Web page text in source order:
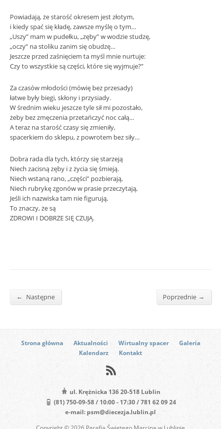
Powiadają, że starość okresem jest złotym,
i kiedy spać się kładę, zawsze myślę o tym…
„Uszy” mam w pudełku, „zęby” w wodzie studzę,
„oczy” na stoliku zanim się obudzę…
Jeszcze przed zaśnięciem ta myśl mnie nurtuje:
Czy to wszystkie są części, które się wyjmuje?”
Za czasów młodości (mówię bez przesady)
łatwe były biegi, skłony i przysiady.
W średnim wieku jeszcze tyle sił mi pozostało,
żeby bez zmęczenia przetańczyć noc całą…
A teraz na starość czasy się zmieniły,
spacerkiem do sklepu, z powrotem bez siły…
Dobra rada dla tych, którzy się starzeją
Niech zacisną zęby i z życia się śmieją.
Niech wstaną rano, „części” pozbierają,
Niech rubrykę zgonów w prasie przeczytają,
Jeśli ich nazwiska tam nie figurują,
To znaczy, że są
ZDROWI I DOBRZE SIĘ CZUJĄ.
← Następne Poprzednie →
Strona główna Aktualności Wirtualny spacer
Galeria
Kalendarz
Kontakt
ul. Krężnicka 136 20-518 Lublin
(81) 750-09-58 / 10:00 - 17:30 / 781 62 09 24
e-mail: psm@diecezja.lublin.pl